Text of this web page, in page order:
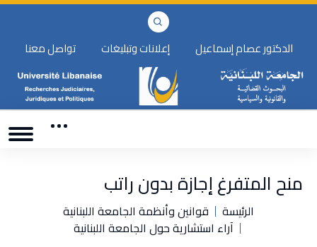
الدكتور عصام إسماعيل إعلانات وتبليغات تواصل معنا
منح المتفرغ إجازة بدون راتب
الرئيسة
قوانين وأنظمة الجامعة اللبنانية
آراء استشارية حول الجامعة اللبنانية